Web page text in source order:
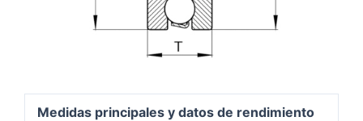
Medidas principales y datos de rendimiento